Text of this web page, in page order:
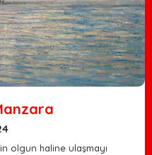
olgun haline ulaşmayı